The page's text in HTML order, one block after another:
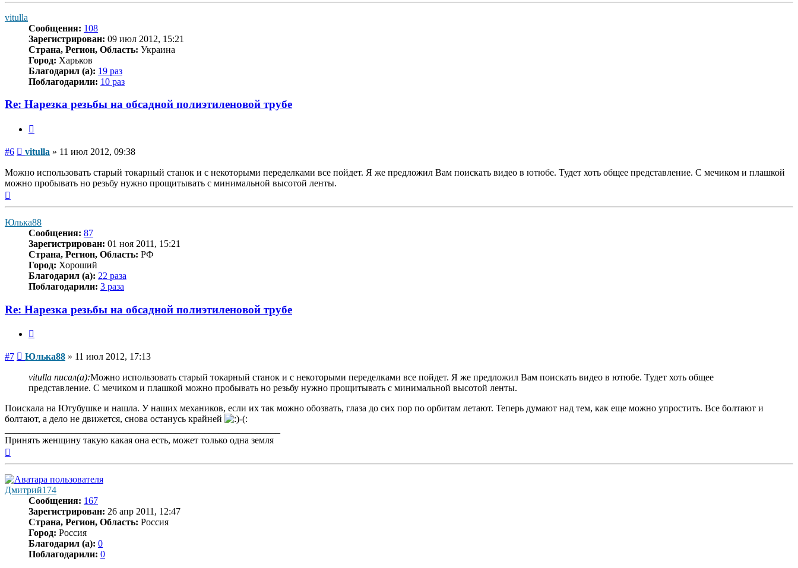
vitulla
Сообщения: 108
Зарегистрирован: 09 июл 2012, 15:21
Страна, Регион, Область: Украина
Город: Харьков
Благодарил (а): 19 раз
Поблагодарили: 10 раз
Re: Нарезка резьбы на обсадной полиэтиленовой трубе
#6 Сообщение
vitulla » 11 июл 2012, 09:38
Можно использовать старый токарный станок и с некоторыми переделками все пойдет. Я же предложил Вам поискать видео в ютюбе. Тудет хоть общее представление. С мечиком и плашкой
можно пробывать но резьбу нужно прощитывать с минимальной высотой ленты.
Юлька88
Сообщения: 87
Зарегистрирован: 01 ноя 2011, 15:21
Страна, Регион, Область: РФ
Город: Хороший
Благодарил (а): 22 раза
Поблагодарили: 3 раза
Re: Нарезка резьбы на обсадной полиэтиленовой трубе
#7 Сообщение
Юлька88 » 11 июл 2012, 17:13
vitulla писал(а):Можно использовать старый токарный станок и с некоторыми переделками все пойдет. Я же предложил Вам поискать видео в ютюбе. Тудет хоть общее
представление. С мечиком и плашкой можно пробывать но резьбу нужно прощитывать с минимальной высотой ленты.
Поискала на Ютубушке и нашла. У наших механиков, если их так можно обозвать, глаза до сих пор по орбитам летают. Теперь думают над тем, как еще можно упростить. Все болтают и
болтают, а дело не движется, снова останусь крайней
Принять женщину такую какая она есть, может только одна земля
к
началу
Дмитрий174
Сообщения: 167
Зарегистрирован: 26 апр 2011, 12:47
Страна, Регион, Область: Россия
Город: Россия
Благодарил (а): 0
Поблагодарили: 0